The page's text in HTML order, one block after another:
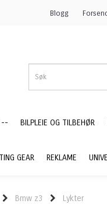
Blogg
-- BILPLEIE OG TILBEHØR
GEAR REKLAME
Bmw z3
Lykter